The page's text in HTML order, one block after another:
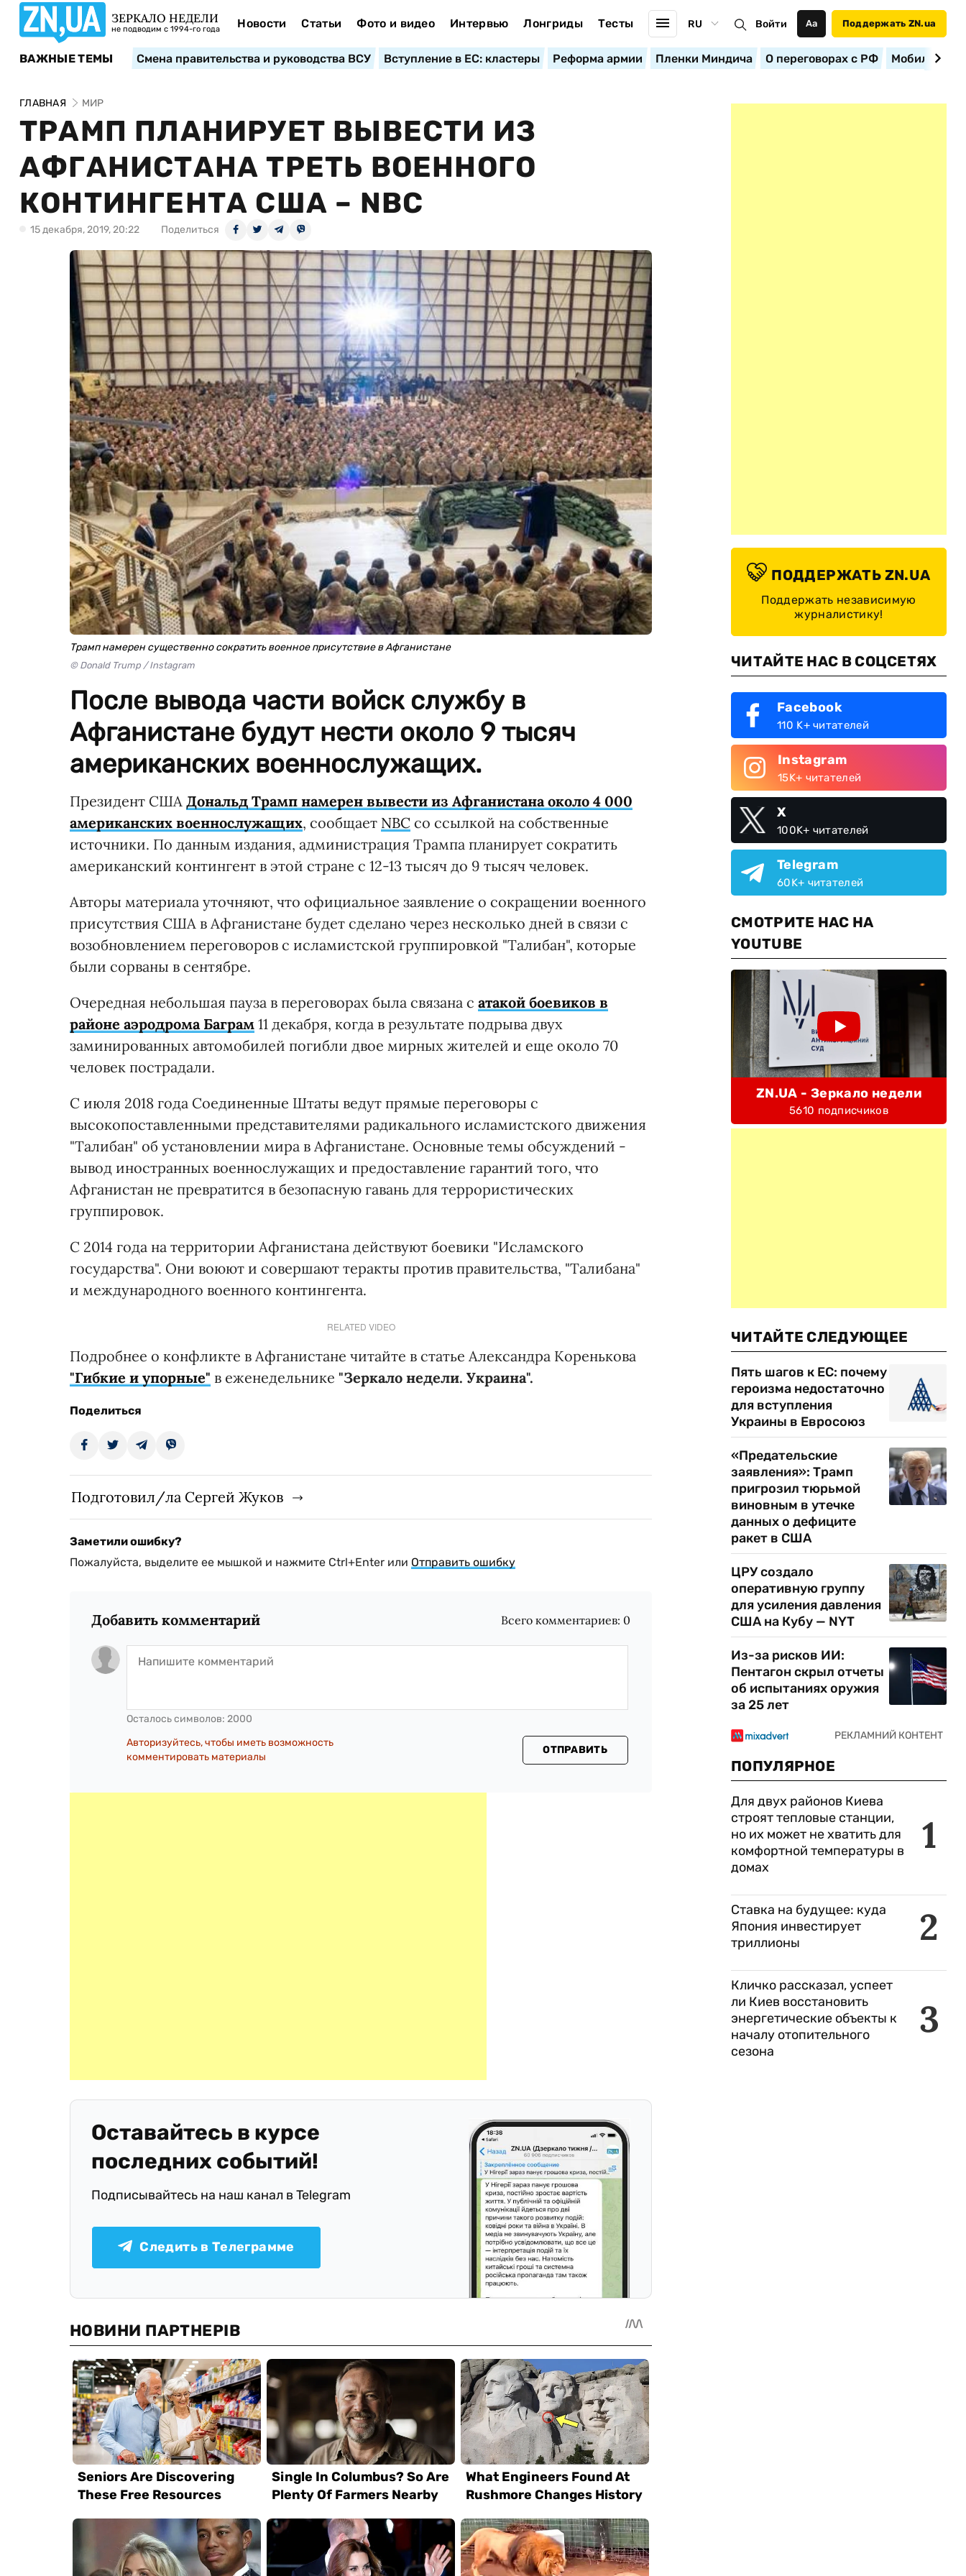
ЗЕРКАЛО НЕДЕЛИ
не подводим с 1994-го года Новости Статьи Фото и видео Интервью Лонгриды Тесты RU Войти Аа Поддержать ZN.ua
ВАЖНЫЕ ТЕМЫ Смена правительства и руководства ВСУ Вступление в ЕС: кластеры Реформа армии Пленки Миндича О переговорах с РФ
ГЛАВНАЯ МИР
ТРАМП ПЛАНИРУЕТ ВЫВЕСТИ ИЗ
АФГАНИСТАНА ТРЕТЬ ВОЕННОГО
КОНТИНГЕНТА США – NBC
15 декабря, 2019, 20:22 Поделиться
Трамп намерен существенно сократить военное присутствие в Афганистане
© Donald Trump / Instagram
После вывода части войск службу в
Афганистане будут нести около 9 тысяч
американских военнослужащих.
Президент США Дональд Трамп намерен вывести из Афганистана около 4 000
американских военнослужащих, сообщает NBC со ссылкой на собственные
источники. По данным издания, администрация Трампа планирует сократить
американский контингент в этой стране с 12-13 тысяч до 9 тысяч человек.
Авторы материала уточняют, что официальное заявление о сокращении военного
присутствия США в Афганистане будет сделано через несколько дней в связи с
возобновлением переговоров с исламистской группировкой "Талибан", которые
были сорваны в сентябре.
Очередная небольшая пауза в переговорах была связана с атакой боевиков в
районе аэродрома Баграм 11 декабря, когда в результате подрыва двух
заминированных автомобилей погибли двое мирных жителей и еще около 70
человек пострадали.
С июля 2018 года Соединенные Штаты ведут прямые переговоры с
высокопоставленными представителями радикального исламистского движения
"Талибан" об установлении мира в Афганистане. Основные темы обсуждений -
вывод иностранных военнослужащих и предоставление гарантий того, что
Афганистан не превратится в безопасную гавань для террористических
группировок.
С 2014 года на территории Афганистана действуют боевики "Исламского
государства". Они воюют и совершают теракты против правительства, "Талибана"
и международного военного контингента.
RELATED VIDEO
Подробнее о конфликте в Афганистане читайте в статье Александра Коренькова
"Гибкие и упорные" в еженедельнике "Зеркало недели. Украина".
Поделиться
Подготовил/ла Сергей Жуков
Заметили ошибку?
Пожалуйста, выделите ее мышкой и нажмите Ctrl+Enter или Отправить ошибку
Добавить комментарий Всего комментариев: 0
Осталось символов: 2000
Авторизуйтесь, чтобы иметь возможность
комментировать материалы
ОТПРАВИТЬ
Оставайтесь в курсе
последних событий!
Подписывайтесь на наш канал в Telegram
Следить в Телеграмме
ПОДДЕРЖАТЬ ZN.UA
Поддержать независимую
журналистику!
ЧИТАЙТЕ НАС В СОЦСЕТЯХ
Facebook
110 K+ читателей
Instagram
15K+ читателей
X
100K+ читателей
Telegram
60K+ читателей
СМОТРИТЕ НАС НА
YOUTUBE
ZN.UA - Зеркало недели
5610 подписчиков
ЧИТАЙТЕ СЛЕДУЮЩЕЕ
Пять шагов к ЕС: почему
героизма недостаточно
для вступления
Украины в Евросоюз
«Предательские
заявления»: Трамп
пригрозил тюрьмой
виновным в утечке
данных о дефиците
ракет в США
ЦРУ создало
оперативную группу
для усиления давления
США на Кубу — NYT
Из-за рисков ИИ:
Пентагон скрыл отчеты
об испытаниях оружия
за 25 лет
ПОПУЛЯРНОЕ
1
Для двух районов Киева
строят тепловые станции,
но их может не хватить для
комфортной температуры в
домах
2
Ставка на будущее: куда
Япония инвестирует
триллионы
3
Кличко рассказал, успеет
ли Киев восстановить
энергетические объекты к
началу отопительного
сезона